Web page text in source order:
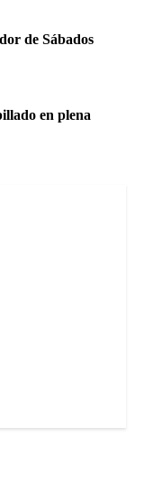
de Sábados
en plena